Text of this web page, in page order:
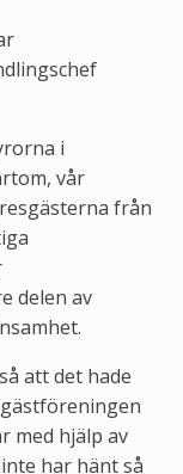
i
vår
från
delen av
att det hade
med hjälp av
har hänt så